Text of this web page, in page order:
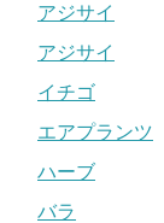
アジサイ
アジサイ
イチゴ
エアプランツ
ハーブ
バラ